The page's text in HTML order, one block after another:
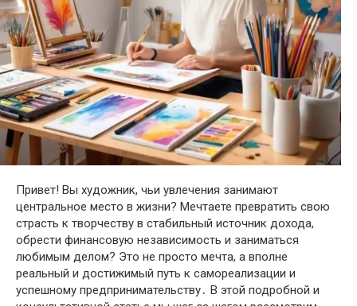
Привет! Вы художник, чьи увлечения занимают
центральное место в жизни? Мечтаете превратить свою
страсть к творчеству в стабильный источник дохода,
обрести финансовую независимость и заниматься
любимым делом? Это не просто мечта, а вполне
реальный и достижимый путь к самореализации и
успешному предпринимательству․ В этой подробной и